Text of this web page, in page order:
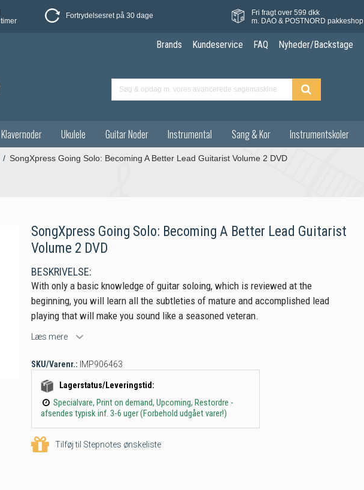
Fortrydelsesret på 30 dage
Fri fragt over 599 dkk
m. DAO & POSTNORD pakkeshop
Brands Kundeservice FAQ Nyheder/Backstage
Klavernoder Ukulele Guitar Noder Instrumental Sang & Kor Instrumentskoler
/ SongXpress Going Solo: Becoming A Better Lead Guitarist Volume 2 DVD
SongXpress Going Solo: Becoming A Better Lead Guitarist
Volume 2 DVD
BESKRIVELSE:
With only a basic knowledge of guitar soloing, which is reviewed at the
beginning, you will learn all the subtleties of mature and accomplished lead
playing that will make you sound like a seasoned veteran.
Læs mere
SKU/Varenr.: IMP906463
Lagerstatus/Leveringstid:
Specialvare, Print on demand, Upcoming, Restordre -
afsendes typisk inf. 3-6 uger (Forbehold udgået varer!)
Tilføj til Stepnotes ønskeliste